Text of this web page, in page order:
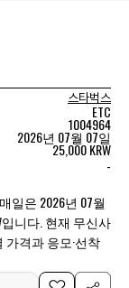
스타벅스
ETC
1004964
2026년 07월 07일
25,000 KRW
-
일은 2026년 07월
입니다. 현재 무신사
격과 응모·선착